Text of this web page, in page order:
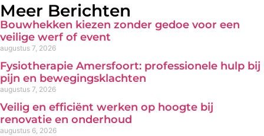
Meer Berichten
Bouwhekken kiezen zonder gedoe voor een
veilige werf of event
augustus 7, 2026
Fysiotherapie Amersfoort: professionele hulp bij
pijn en bewegingsklachten
augustus 7, 2026
Veilig en efficiënt werken op hoogte bij
renovatie en onderhoud
augustus 6, 2026